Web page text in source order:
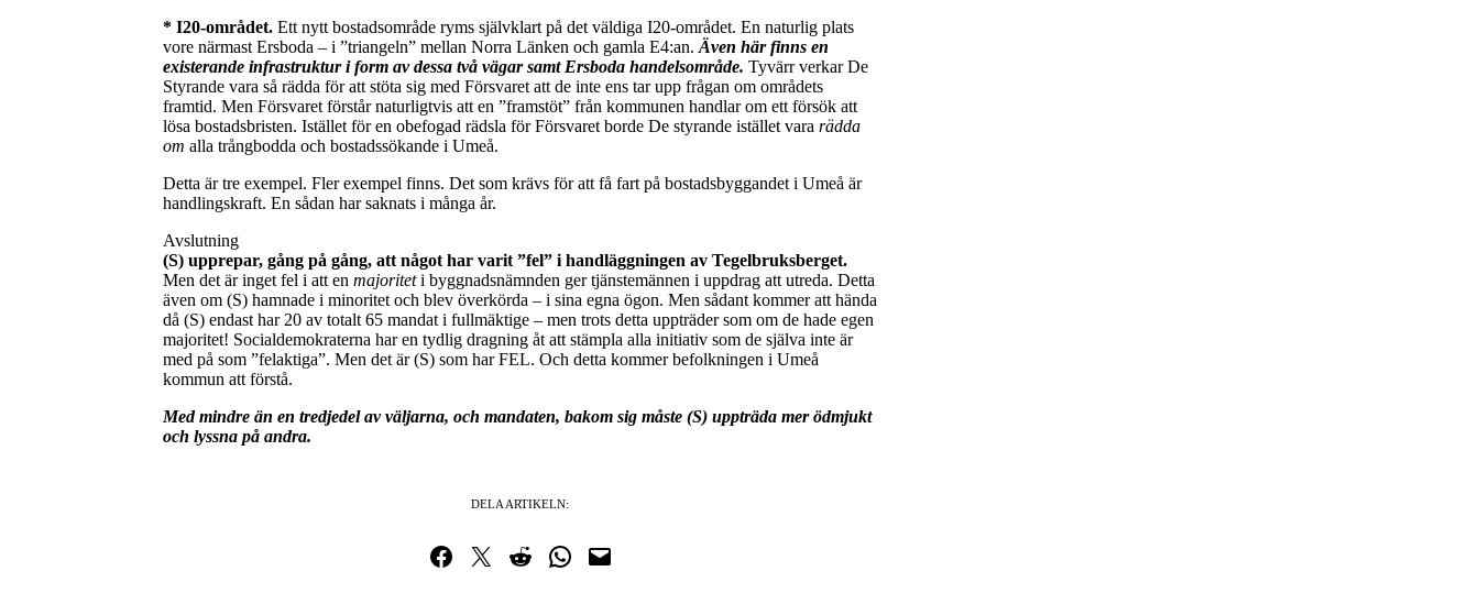
* I20-området.Ett nytt bostadsområde ryms självklart på det väldiga I20-området. En naturlig plats
vore närmast Ersboda – i ”triangeln” mellan Norra Länken och gamla E4:an. Även här finns en
existerande infrastruktur i form av dessa två vägar samt Ersboda handelsområde. Tyvärr verkar De
Styrande vara så rädda för att stöta sig med Försvaret att de inte ens tar upp frågan om områdets
framtid. Men Försvaret förstår naturligtvis att en ”framstöt” från kommunen handlar om ett försök att
lösa bostadsbristen. Istället för en obefogad rädsla för Försvaret borde De styrande istället vara rädda
om alla trångbodda och bostadssökande i Umeå.
Detta är tre exempel. Fler exempel finns. Det som krävs för att få fart på bostadsbyggandet i Umeå är
handlingskraft. En sådan har saknats i många år.
Avslutning
(S) upprepar, gång på gång, att något har varit ”fel” i handläggningen av Tegelbruksberget.
Men det är inget fel i att en majoriteti byggnadsnämnden ger tjänstemännen i uppdrag att utreda. Detta
även om (S) hamnade i minoritet och blev överkörda – i sina egna ögon. Men sådant kommer att hända
då (S) endast har 20 av totalt 65 mandat i fullmäktige – men trots detta uppträder som om de hade egen
majoritet! Socialdemokraterna har en tydlig dragning åt att stämpla alla initiativ som de själva inte är
med på som ”felaktiga”. Men det är (S) som har FEL. Och detta kommer befolkningen i Umeå
kommun att förstå.
Med mindre än en tredjedel av väljarna, och mandaten, bakom sig måste (S) uppträda mer ödmjukt
och lyssna på andra.
DELA ARTIKELN:
Dela på Facebook
Dela på TwitterDela på RedditDela i WhatsApp
Maila en länk